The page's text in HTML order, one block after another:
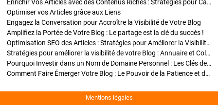
Enrichir Vos Articles avec des Contenus Riches : Stratégies pour Captiver et Optimiser
Optimiser vos Articles grâce aux Liens
Engagez la Conversation pour Accroître la Visibilité de Votre Blog
Amplifiez la Portée de Votre Blog : Le partage est la clé du succès !
Optimisation SEO des Articles : Stratégies pour Améliorer la Visibilité de Votre Blog
Stratégies pour améliorer la visibilité de votre Blog : Annuaire et Collaborations
Pourquoi Investir dans un Nom de Domaine Personnel : Les Clés de la Réussite de Votre Blog
Comment Faire Émerger Votre Blog : Le Pouvoir de la Patience et de la Persévérance
Mentions légales